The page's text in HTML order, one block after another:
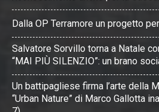
Dalla OP Terramore un progetto
Salvatore Sorvillo torna a Natale
“MAI PIÙ SILENZIO”: un brano
Un battipagliese firma l’arte della
“Urban Nature” di Marco Gallotta